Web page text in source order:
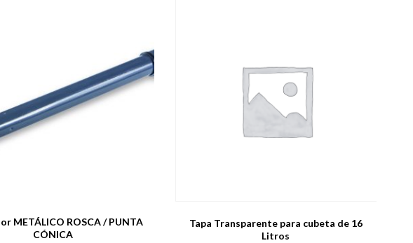
METÁLICO ROSCA / PUNTA
CÓNICA
Tapa Transparente para cubeta de 16
Litros